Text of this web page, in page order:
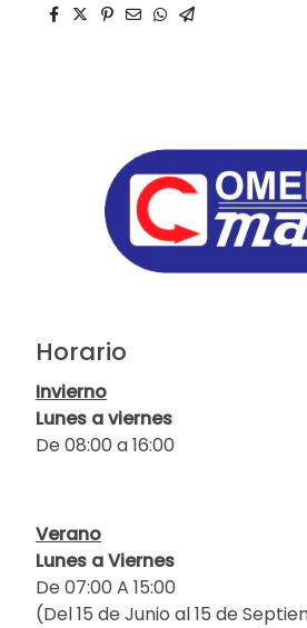
Horario
Invierno
Lunes a viernes
De 08:00 a 16:00
Verano
Lunes a Viernes
De 07:00 A 15:00
(Del 15 de Junio al 15 de